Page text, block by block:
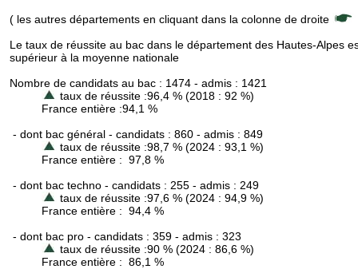
( les autres départements en cliquant dans la colonne de droite
Le taux de réussite au bac dans le département des Hautes-Alpes
supérieur à la moyenne nationale
Nombre de candidats au bac : 1474 - admis : 1421
taux de réussite :96,4 % (2018 : 92 %)
France entière :94,1 %
- dont bac général - candidats : 860 - admis : 849
taux de réussite :98,7 % (2024 : 93,1 %)
France entière : 97,8 %
- dont bac techno - candidats : 255 - admis : 249
taux de réussite :97,6 % (2024 : 94,9 %)
France entière : 94,4 %
- dont bac pro - candidats : 359 - admis : 323
taux de réussite :90 % (2024 : 86,6 %)
France entière : 86,1 %